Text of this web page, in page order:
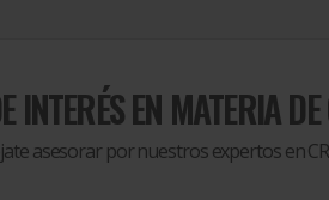
INTERÉS EN MATERIA DE
asesorar por nuestros expertos en